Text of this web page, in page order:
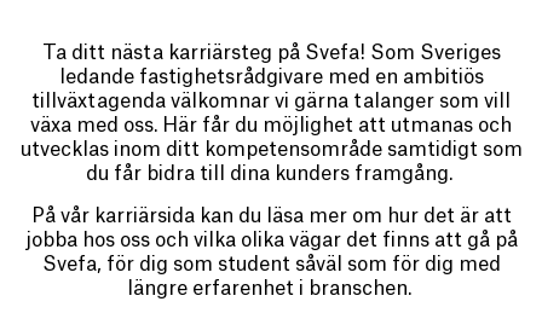
Ta ditt nästa karriärsteg på Svefa! Som Sveriges
ledande fastighetsrådgivare med en ambitiös
tillväxtagenda välkomnar vi gärna talanger som vill
växa med oss. Här får du möjlighet att utmanas och
utvecklas inom ditt kompetensområde samtidigt som
du får bidra till dina kunders framgång.
På vår karriärsida kan du läsa mer om hur det är att
jobba hos oss och vilka olika vägar det finns att gå på
Svefa, för dig som student såväl som för dig med
längre erfarenhet i branschen.